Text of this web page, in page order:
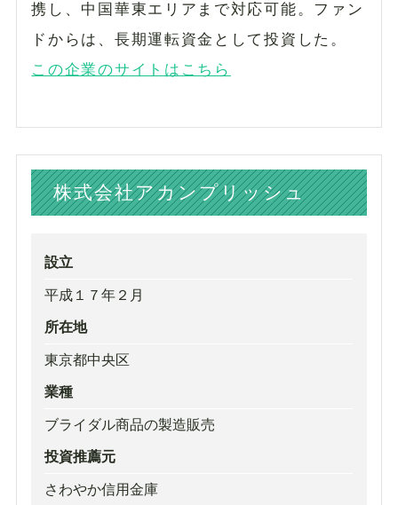
携し、中国華東エリアまで対応可能。ファン
ドからは、長期運転資金として投資した。
この企業のサイトはこちら
株式会社アカンプリッシュ
設立
平成１７年２月
所在地
東京都中央区
業種
ブライダル商品の製造販売
投資推薦元
さわやか信用金庫